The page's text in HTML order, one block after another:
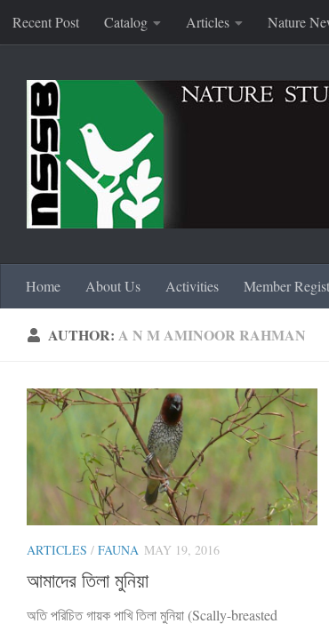
Skip to content
Recent Post Catalog Articles Nature
Home About Us Activities Member
AUTHOR: A N M AMINOOR RAHMAN
ARTICLES / FAUNA MAY 19, 2016
আমাদের তিলা মুনিয়া
অতি পরিচিত গায়ক পাখি তিলা মুনিয়া (Scally-breasted